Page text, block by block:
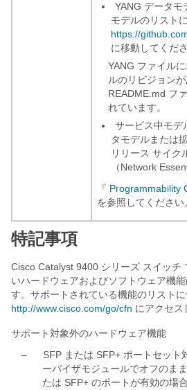
YANG データモ
モデルのリスト
https://
に移動してくだ
YANG ファイル
ルのリビジョン
README.md フ
れています。
サービス中モデ
タモデルまたは
リリース サイク
（Network
『 Programmability
を参照してください
特記事項
Cisco Catalyst 9400 シリーズ スイッチ
いハードウェアおよびソフトウェア機
す。サポートされている機能のリストに
http://www.cisco.com/go/cfn にアクセス
サポート対象外のハードウェア機能
–
SFP または SFP+ ポートセット
ーバイザモジュールでオフのま
たは SFP+ のポートが有効の場